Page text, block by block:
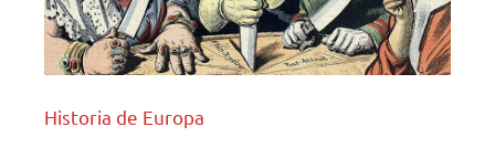
Historia de Europa